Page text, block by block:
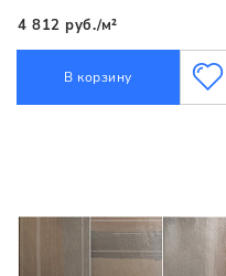
4 812 руб./м²
В корзину